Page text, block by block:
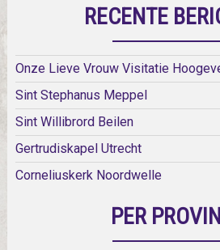
RECENTE
Onze Lieve Vrouw Visitatie
Sint Stephanus Meppel
Sint Willibrord Beilen
Gertrudiskapel Utrecht
Corneliuskerk Noordwelle
PER